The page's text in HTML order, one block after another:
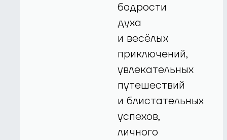
бодрости
духа
и весёлых
приключений,
увлекательных
путешествий
и блистательных
успехов,
личного